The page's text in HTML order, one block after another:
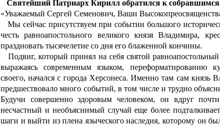
Святейший Патриарх Кирилл обратился к собравшимся
«Уважаемый Сергей Семенович, Ваши
Мы сейчас присутствуем при событии большого
честь равноапостольного великого князя Владимира,
праздновать тысячелетие со дня его блаженной кончины.
Подвиг, который принял на себя святой
выражаясь современным языком, переформатированию
своего, начался с города Херсонеса. Именно там сам
предшествовало много событий, в том числе и трудно
Будучи совершенно здоровым человеком, он вдруг
несчастный и необъяснимый случай еще более
шаги и выйти из плена языческого наследия, которому он